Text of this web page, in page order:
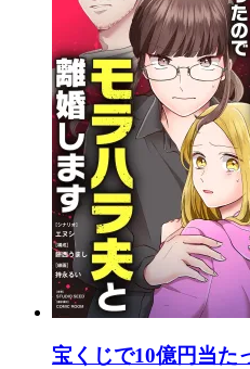
宝くじで10億円当た